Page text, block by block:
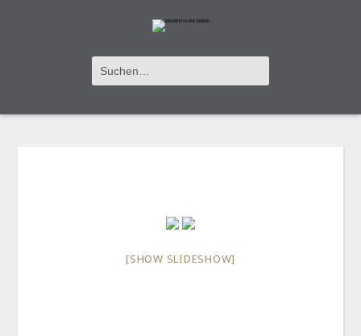
IMAGES TAGGED "BERN"
[SHOW SLIDESHOW]